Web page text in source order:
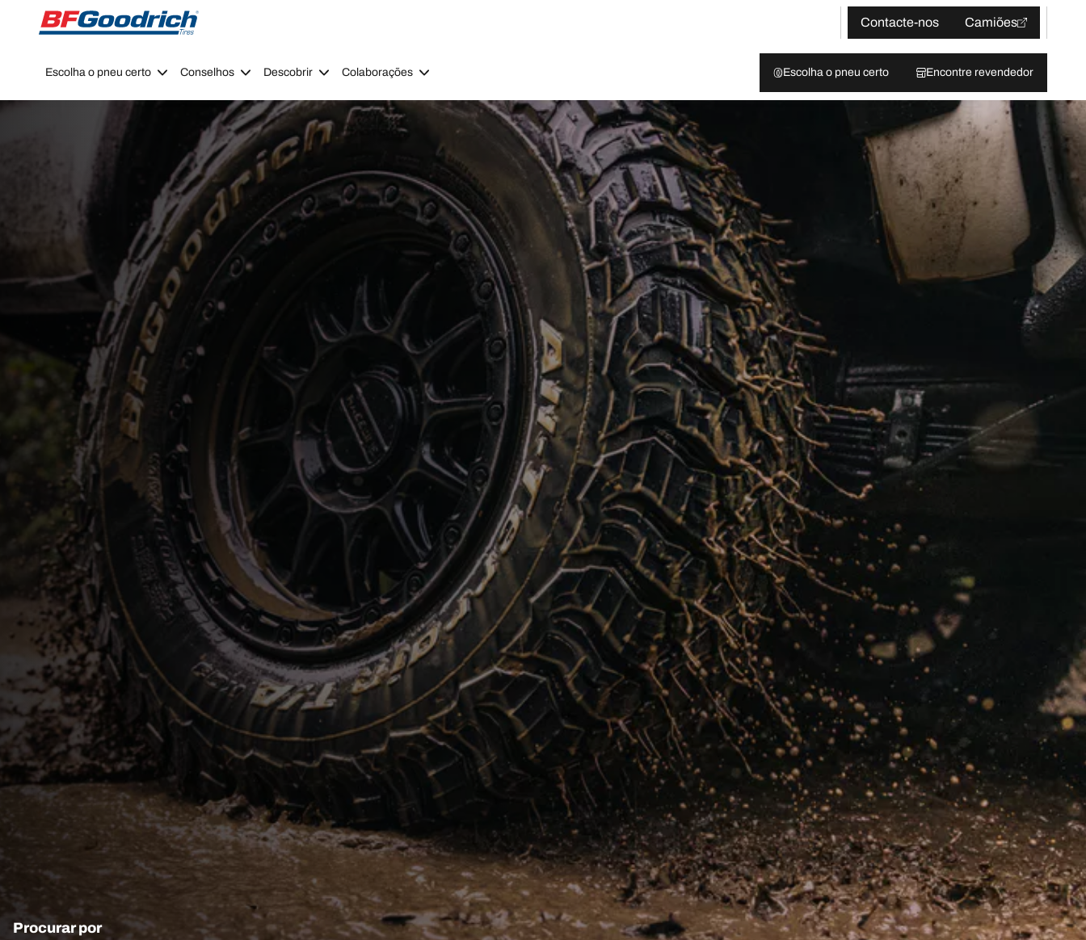
Go to page content
Go to page navigation
Contacte-nos
Camiões
Escolha o pneu certo Conselhos Descobrir Colaborações Escolha o pneu certo Encontre revendedor
Procurar por